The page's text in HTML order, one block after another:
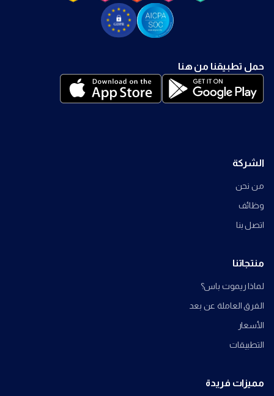
حمل تطبيقنا من هنا
الشركة
من نحن
وظائف
اتصل بنا
منتجاتنا
لماذا ريموت باس؟
الفرق العاملة عن بعد
الأسعار
التطبيقات
مميزات فريدة